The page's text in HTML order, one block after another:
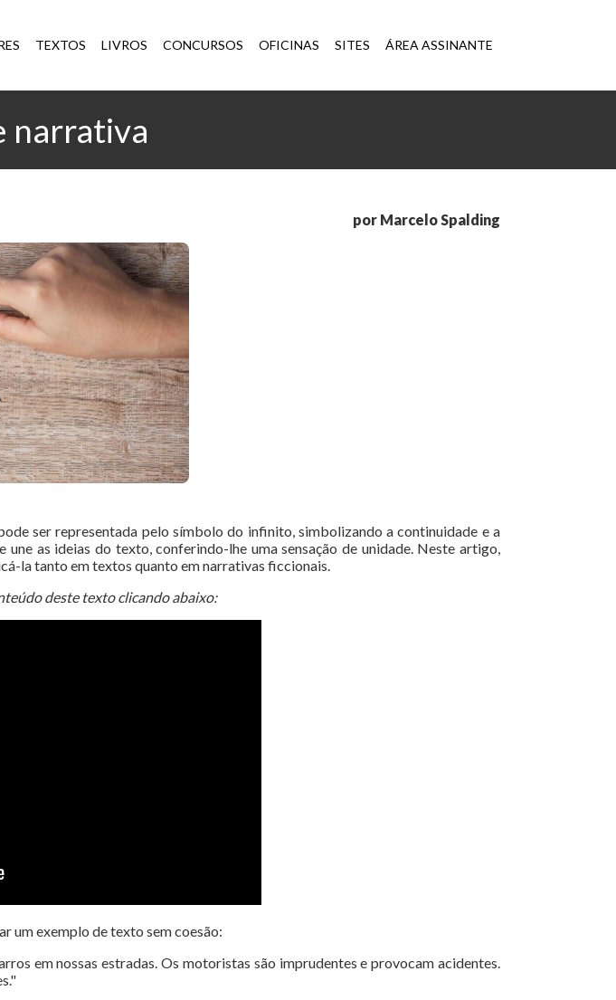
TEXTOS LIVROS CONCURSOS OFICINAS SITES ÁREA ASSINANTE
narrativa
por Marcelo Spalding
ser representada pelo símbolo do infinito, simbolizando a continuidade e a
as ideias do texto, conferindo-lhe uma sensação de unidade. Neste artigo,
la tanto em textos quanto em narrativas ficcionais.
deste texto clicando abaixo:
um exemplo de texto sem coesão:
em nossas estradas. Os motoristas são imprudentes e provocam acidentes.